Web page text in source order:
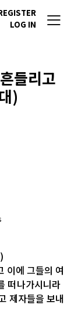
LOG IN
들리고
)
이에 그들의 여
떠나가시니라
제자들을 보내